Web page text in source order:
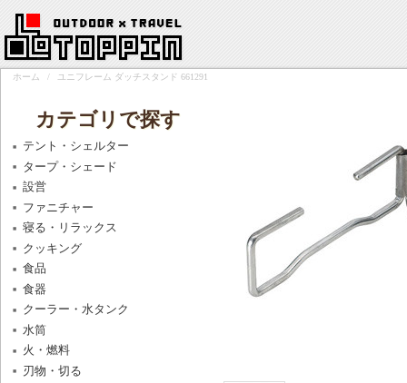
ホーム / ユニフレーム ダッチスタンド 661291
カテゴリで探す
テント・シェルター
タープ・シェード
設営
ファニチャー
寝る・リラックス
クッキング
食品
食器
クーラー・水タンク
水筒
火・燃料
刃物・切る